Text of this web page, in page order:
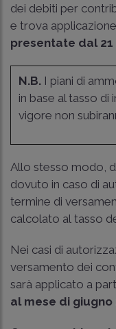
dei debiti per
e trova
presentate dal 21
N.B. I piani di
in base al tasso
vigore non
Allo stesso modo,
dovuto in caso di
termine di
calcolato al tasso
Nei casi di
versamento dei
sarà applicato a
al mese di giugno